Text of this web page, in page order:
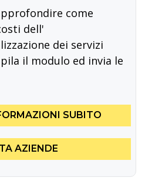
come
dell'
dei servizi
il modulo ed invia le
SUBITO
AZIENDE